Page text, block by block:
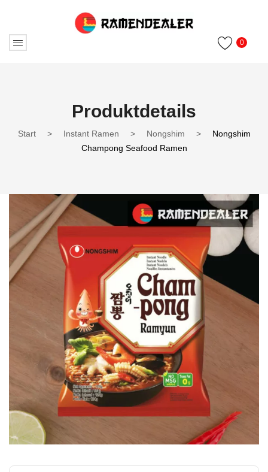
0
Produktdetails
Start > Instant Ramen > Nongshim >
Nongshim
Champong Seafood Ramen